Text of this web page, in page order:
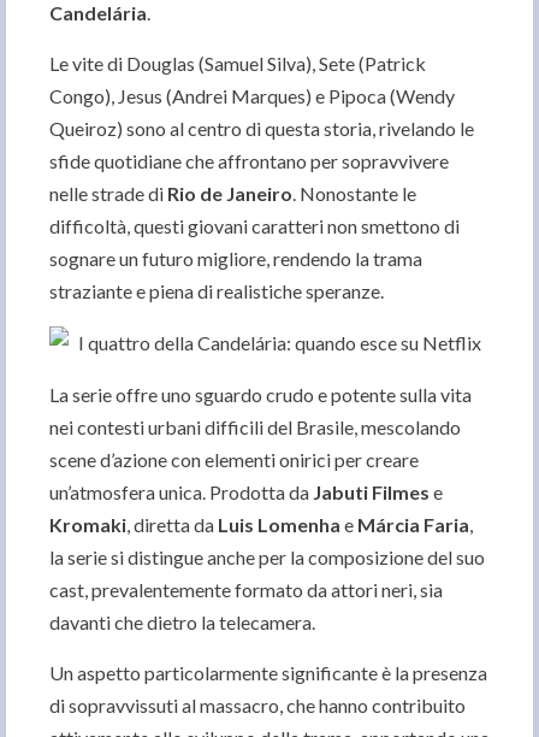
Candelária.
Le vite di Douglas (Samuel Silva), Sete (Patrick
Congo), Jesus (Andrei Marques) e Pipoca (Wendy
Queiroz) sono al centro di questa storia, rivelando le
sfide quotidiane che affrontano per sopravvivere
nelle strade di Rio de Janeiro. Nonostante le
difficoltà, questi giovani caratteri non smettono di
sognare un futuro migliore, rendendo la trama
straziante e piena di realistiche speranze.
La serie offre uno sguardo crudo e potente sulla vita
nei contesti urbani difficili del Brasile, mescolando
scene d’azione con elementi onirici per creare
un’atmosfera unica. Prodotta da Jabuti Filmes e
Kromaki, diretta da Luis Lomenha e Márcia Faria,
la serie si distingue anche per la composizione del suo
cast, prevalentemente formato da attori neri, sia
davanti che dietro la telecamera.
Un aspetto particolarmente significante è la presenza
di sopravvissuti al massacro, che hanno contribuito